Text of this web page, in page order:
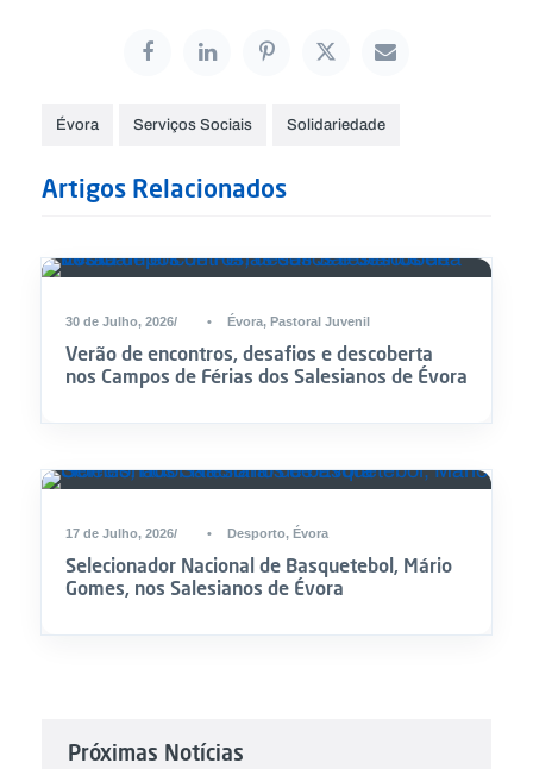
Évora Serviços Sociais Solidariedade
Artigos Relacionados
30 de Julho, 2026 • Évora, Pastoral Juvenil
Verão de encontros, desafios e descoberta
nos Campos de Férias dos Salesianos de Évora
17 de Julho, 2026 • Desporto, Évora
Selecionador Nacional de Basquetebol, Mário
Gomes, nos Salesianos de Évora
Próximas Notícias